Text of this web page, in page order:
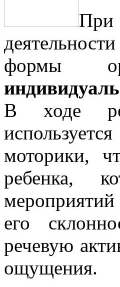
При
формы
В ходе
моторики,
ребенка,
мероприятий
его
речевую
ощущения.